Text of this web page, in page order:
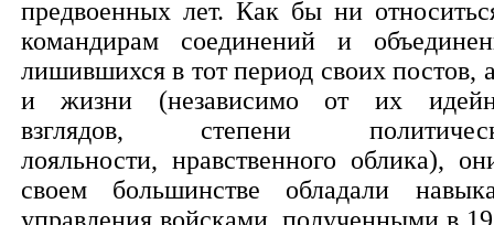
предвоенных лет. Как бы ни
командирам соединений и
лишившихся в тот период своих постов,
и жизни (независимо от их
взглядов, степени
лояльности, нравственного облика),
своем большинстве обладали